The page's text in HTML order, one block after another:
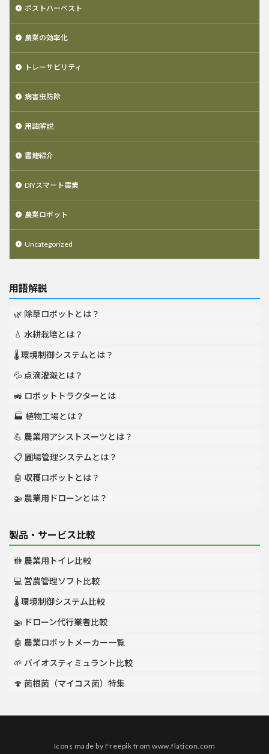
ポストハーベスト
農業の効率化
トレーサビリティ
病害虫防除
用語解説
書籍紹介
DIYスマート農業
農業ロボット
Uncategorized
用語解説
🌿 除草ロボットとは？
💧 水耕栽培とは？
🌡️ 環境制御システムとは？
💦 点滴灌漑とは？
🚜 ロボットトラクターとは
🏭 植物工場とは？
💪 農業用アシストスーツとは？
📋 圃場管理システムとは？
🤖 収穫ロボットとは？
🚁 農業用ドローンとは？
製品・サービス比較
🚻 農業用トイレ比較
💻 営農管理ソフト比較
🌡️ 環境制御システム比較
🚁 ドローン代行業者比較
🤖 農業ロボットメーカー一覧
🌱 バイオスティミュラント比較
🍄 菌根菌（マイコス菌）特集
Icons made by Freepik fromwww.flaticon.com